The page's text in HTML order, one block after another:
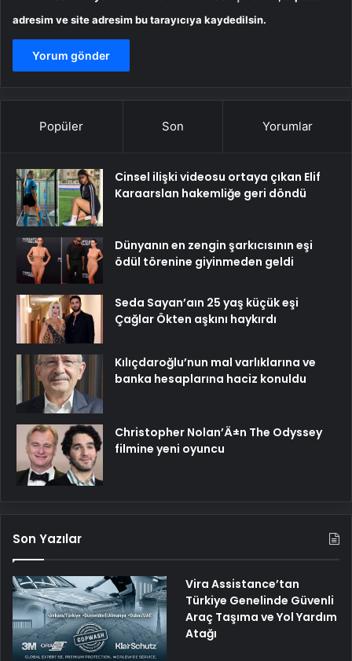
adresim ve site adresim bu tarayıcıya kaydedilsin.
Popüler Son Yorumlar
Cinsel ilişki videosu ortaya çıkan Elif
Karaarslan hakemliğe geri döndü
Dünyanın en zengin şarkıcısının eşi
ödül törenine giyinmeden geldi
Seda Sayan’aın 25 yaş küçük eşi
Çağlar Ökten aşkını haykırdı
Kılıçdaroğlu’nun mal varlıklarına ve
banka hesaplarına haciz konuldu
Christopher Nolan’Ä±n The Odyssey
filmine yeni oyuncu
Son Yazılar
Vira Assistance’tan
Türkiye Genelinde Güvenli
Araç Taşıma ve Yol Yardım
Atağı